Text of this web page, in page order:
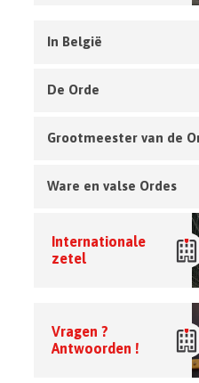
In België
De Orde
Grootmeester van de
Ware en valse Ordes
Internationale
zetel
Vragen ?
Antwoorden !